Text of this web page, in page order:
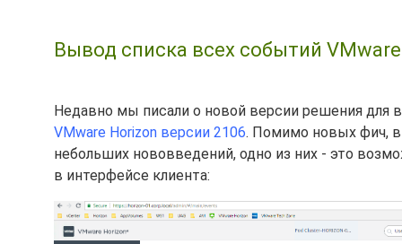
#endregion variables
# Initialize
# --- Import the PowerCLI Modules required ---
Import-Module VMware.VimAutomation.HorizonView
Import-Module VMware.VimAutomation.Core
Вывод списка всех событий
Недавно мы писали о новой версии решения для
VMware Horizon версии 2106. Помимо новых фич, в
небольших нововведений, одно из них - это
в интерфейсе клиента: